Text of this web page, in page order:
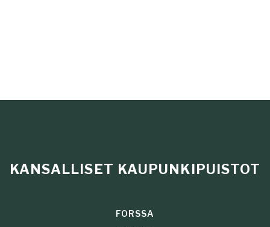
KANSALLISET KAUPUNKIPUISTOT
FORSSA